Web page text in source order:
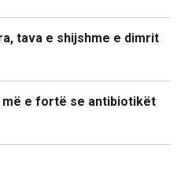
tava e shijshme e dimrit
më e fortë se antibiotikët